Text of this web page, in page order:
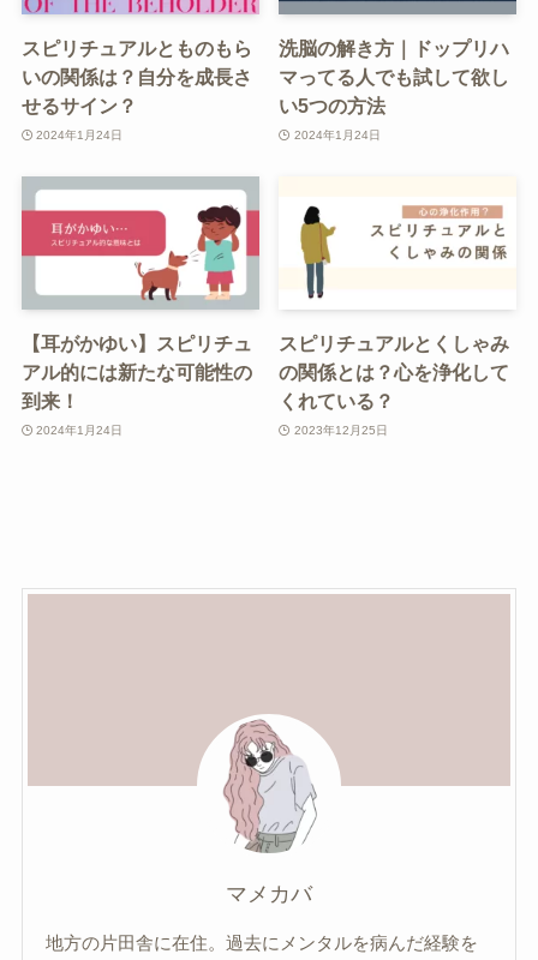
スピリチュアルとものもら
いの関係は？自分を成長さ
せるサイン？
2024年1月24日
洗脳の解き方｜ドップリハ
マってる人でも試して欲し
い5つの方法
2024年1月24日
【耳がかゆい】スピリチュ
アル的には新たな可能性の
到来！
2024年1月24日
スピリチュアルとくしゃみ
の関係とは？心を浄化して
くれている？
2023年12月25日
マメカバ
地方の片田舎に在住。過去にメンタルを病んだ経験を